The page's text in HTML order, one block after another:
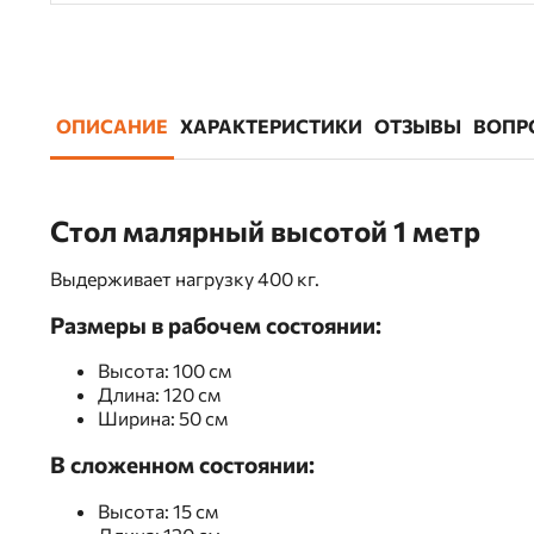
ОПИСАНИЕ ХАРАКТЕРИСТИКИ ОТЗЫВЫ
Стол малярный высотой 1 метр
Выдерживает нагрузку 400 кг.
Размеры в рабочем состоянии:
Высота: 100 см
Длина: 120 см
Ширина: 50 см
В сложенном состоянии:
Высота: 15 см